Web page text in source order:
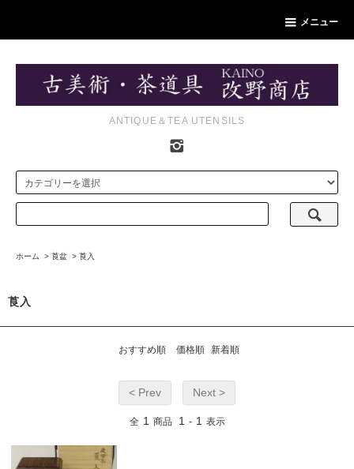
メニュー
ANTIQUE＆TEA UTENSILS
ホーム > 莨盆 > 莨入
莨入
おすすめ順 価格順 新着順
< Prev Next >
全 1 商品 1 - 1 表示